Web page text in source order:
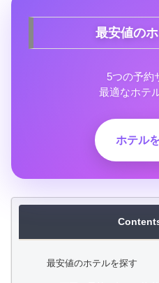
最安値の
5つの予約
最適なホテ
ホテル
最安値のホテルを探す